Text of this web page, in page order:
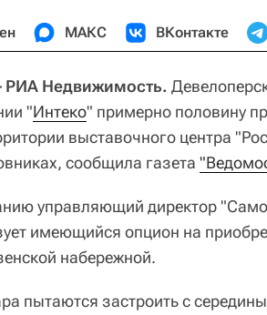
МАКС ВКонтакте
РИА Недвижимость.
"Интеко" примерно половину
выставочного центра
сообщила газета
управляющий директор
имеющийся опцион на
набережной.
пытаются застроить с